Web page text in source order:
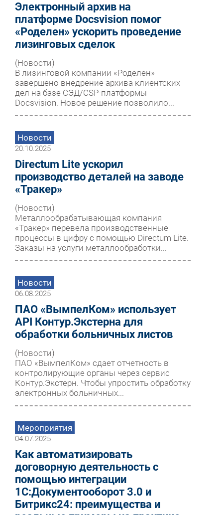
Электронный архив на
платформе Docsvision помог
«Роделен» ускорить проведение
лизинговых сделок
(Новости)
В лизинговой компании «Роделен»
завершено внедрение архива клиентских
дел на базе СЭД/CSP-платформы
Docsvision. Новое решение позволило...
Новости
20.10.2025
Directum Lite ускорил
производство деталей на заводе
«Тракер»
(Новости)
Металлообрабатывающая компания
«Тракер» перевела производственные
процессы в цифру с помощью Directum Lite.
Заказы на услуги металлообработки...
Новости
06.08.2025
ПАО «ВымпелКом» использует
API Контур.Экстерна для
обработки больничных листов
(Новости)
ПАО «ВымпелКом» сдает отчетность в
контролирующие органы через сервис
Контур.Экстерн. Чтобы упростить обработку
электронных больничных...
Мероприятия
04.07.2025
Как автоматизировать
договорную деятельность с
помощью интеграции
1С:Документооборот 3.0 и
Битрикс24: преимущества и